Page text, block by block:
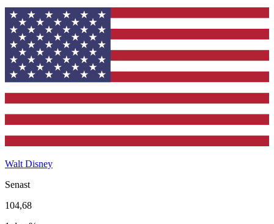
Walt Disney
Senast
104,68